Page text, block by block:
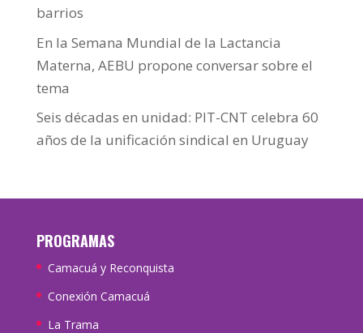
barrios
En la Semana Mundial de la Lactancia
Materna, AEBU propone conversar sobre el
tema
Seis décadas en unidad: PIT-CNT celebra 60
años de la unificación sindical en Uruguay
PROGRAMAS
Camacuá y Reconquista
Conexión Camacuá
La Trama